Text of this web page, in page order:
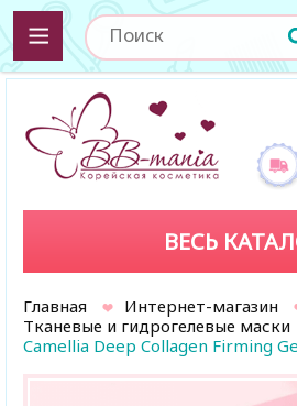
ВЕСЬ
Главная Интернет-магазин
Тканевые и гидрогелевые маски
Camellia Deep Collagen Firming